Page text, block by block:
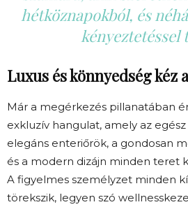
hétköznapokból, és
kényeztetéssel
Luxus és könnyedség kéz
Már a megérkezés pillanatában
exkluzív hangulat, amely az
elegáns enteriőrök, a gondosan
és a modern dizájn minden teret
A figyelmes személyzet minden
törekszik, legyen szó